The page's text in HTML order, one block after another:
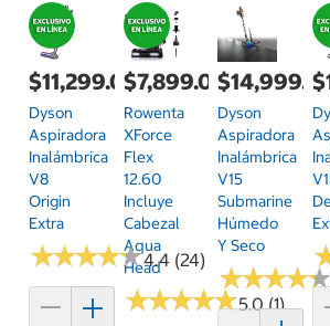
$11,299.00
Dyson
Aspiradora
Inalámbrica
V8
Origin
Extra
★★★★★
★★★★★4.4 (24)
$7,899.00
Rowenta
XForce
Flex
12.60
Incluye
Cabezal
Aqua
Head
★★★★★
★★★★★5.0 (1)
Dyson
Aspiradora
Inalámbrica
V15
Submarine
Húmedo
Y Seco
★★★★
★★★★